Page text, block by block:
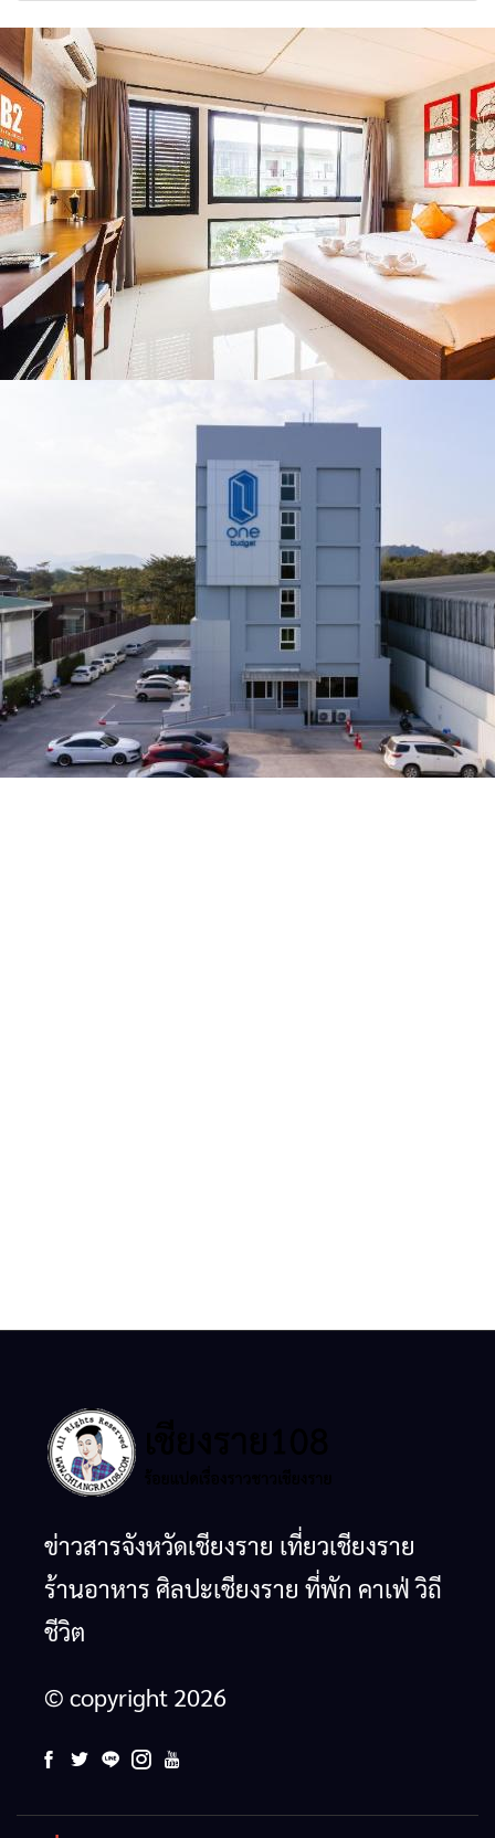
จังหวัด เชียงราย
พะเยา แพร่ และ
น่าน พร้อมชม
คอนเสิร์ตจากศิลปิน
ชื่อดังตลอด 5 วัน
เชียงราย แก้วิกฤต
สารปนเปื้อนต้นน้ำ
ข่าวสารจังหวัดเชียงราย เที่ยวเชียงราย
ร้านอาหาร ศิลปะเชียงราย ที่พัก คาเฟ่ วิถี
ชีวิต
© copyright 2026